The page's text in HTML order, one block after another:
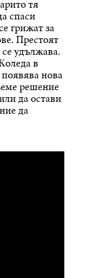
тя
спаси
грижат за
Престоят
удължава.
в
нова
решение
да остави
да